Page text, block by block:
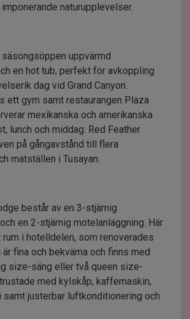
naturupplevelser.
uppvärmd
en hot tub, perfekt för avkoppling
dag vid Grand Canyon.
ett gym samt restaurangen Plaza
mexikanska och amerikanska
lunch och middag. Red Feather
på gångavstånd till flera
matställen i Tusayan.
består av en 3-stjärnig
en 2-stjärnig motelanläggning. Här
i hotelldelen, som renoverades
är fina och bekväma och finns med
size-säng eller två queen size-
med kylskåp, kaffemaskin,
samt justerbar luftkonditionering och